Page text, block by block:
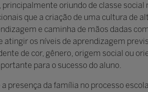
oriundo de classe
que a criação de uma cultura de
e caminha de mãos dadas
atingir os níveis de aprendizagem
de cor, gênero, origem social ou
para o sucesso do aluno.
presença da família no processo